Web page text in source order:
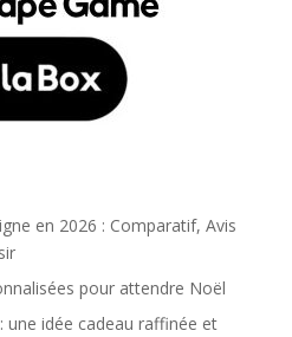
en 2026 : Comparatif, Avis
pour attendre Noël
une idée cadeau raffinée et